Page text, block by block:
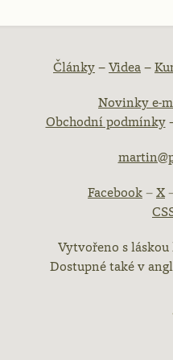
Články–Videa–
Novinky e-
Obchodní podmínky
Facebook–X
Vytvořeno s láskou
Dostupné také v